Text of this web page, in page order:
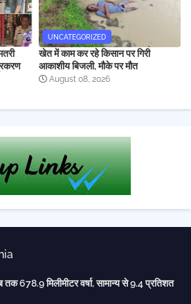
UNCATEGORIZED
खेत में काम कर रहे किसान पर गिरी
आकाशीय बिजली, मौके पर मौत
August 08, 2026
678.9 मिलीमीटर वर्षा, सामान्य से 9.4 प्रतिशत